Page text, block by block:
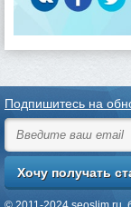
Подпишитесь на